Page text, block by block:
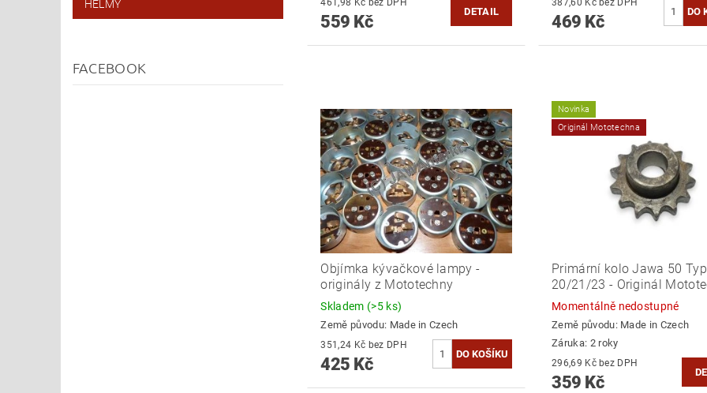
HELMY
FACEBOOK
559 Kč
DETAIL
469 Kč
Objímka kývačkové lampy -
originály z Mototechny
Skladem (>5 ks)
Země původu: Made in Czech
351,24 Kč bez DPH
425 Kč
Novinka
Originál Mototechna
Primární kolo Jawa 50 Typ
20/21/23 - Originál
Momentálně nedostupné
Země původu: Made in Czech
Záruka: 2 roky
296,69 Kč bez DPH
359 Kč